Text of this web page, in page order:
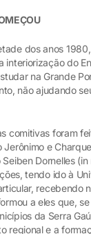
dos anos
interiorização do
na Grande
não ajudando
comitivas foram
Jerônimo e
Dornelles
tendo ido à
recebendo
a eles que,
da Serra
regional e a